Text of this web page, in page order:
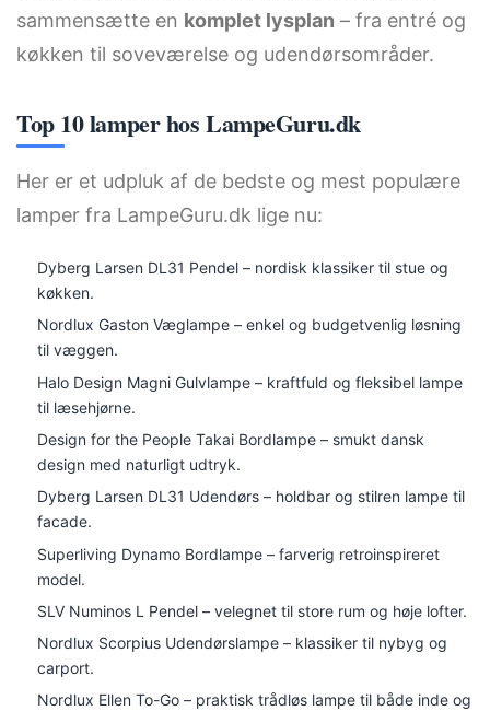
sammensætte en komplet lysplan – fra entré og
køkken til soveværelse og udendørsområder.
Top 10 lamper hos LampeGuru.dk
Her er et udpluk af de bedste og mest populære
lamper fra LampeGuru.dk lige nu:
Dyberg Larsen DL31 Pendel – nordisk klassiker til stue og
køkken.
Nordlux Gaston Væglampe – enkel og budgetvenlig løsning
til væggen.
Halo Design Magni Gulvlampe – kraftfuld og fleksibel lampe
til læsehjørne.
Design for the People Takai Bordlampe – smukt dansk
design med naturligt udtryk.
Dyberg Larsen DL31 Udendørs – holdbar og stilren lampe til
facade.
Superliving Dynamo Bordlampe – farverig retroinspireret
model.
SLV Numinos L Pendel – velegnet til store rum og høje lofter.
Nordlux Scorpius Udendørslampe – klassiker til nybyg og
carport.
Nordlux Ellen To-Go – praktisk trådløs lampe til både inde og